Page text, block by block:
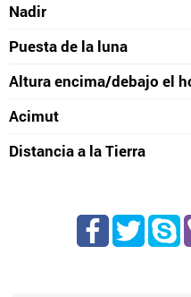
Nadir
Puesta de la luna
Altura encima/debajo el
Acimut
Distancia a la Tierra